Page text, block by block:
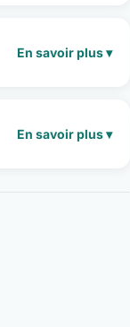
En savoir plus ▾
En savoir plus ▾